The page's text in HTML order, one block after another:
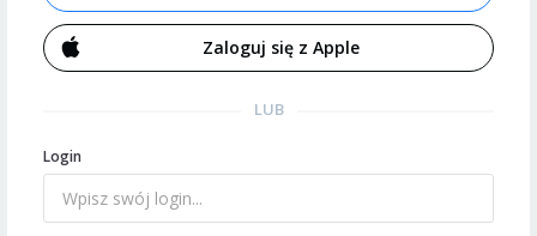
Zaloguj się z Apple
LUB
Login